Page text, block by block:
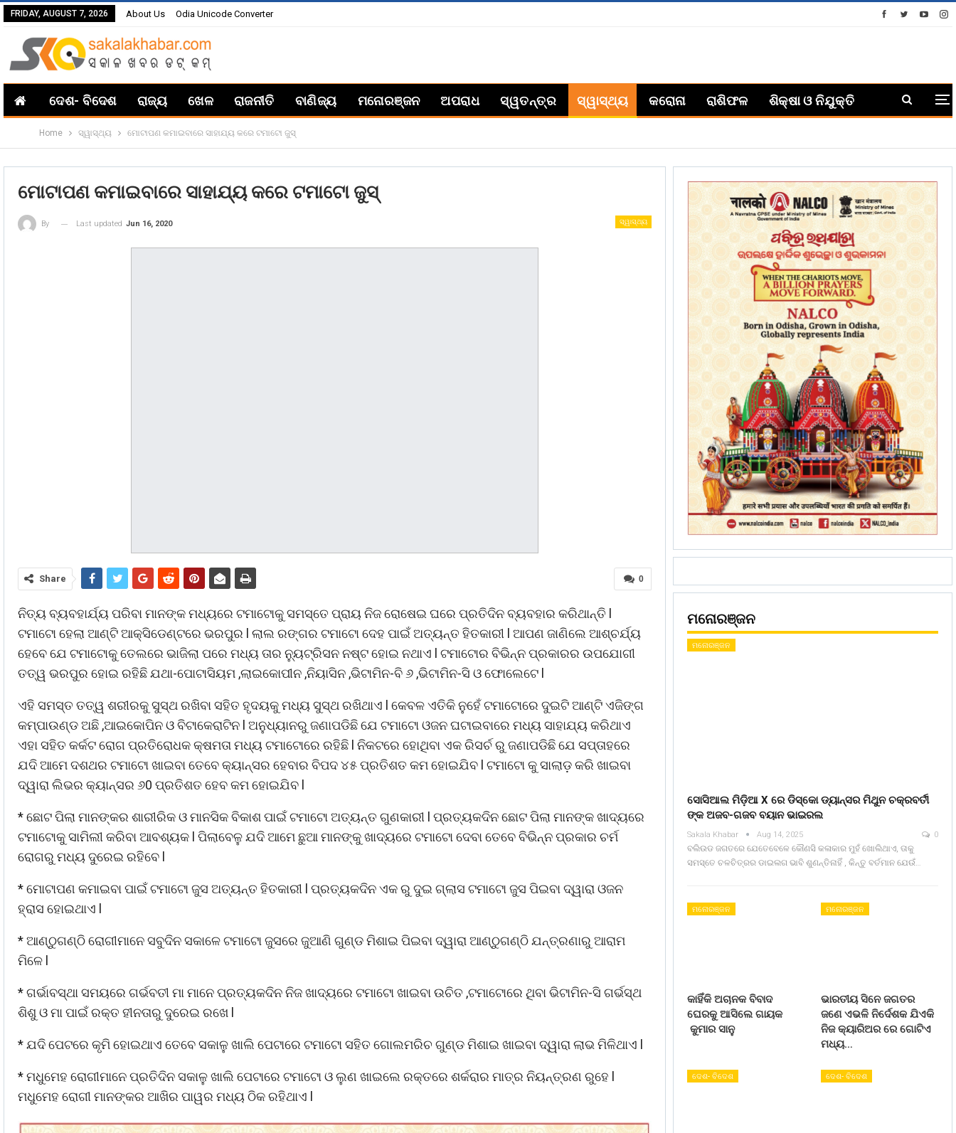
FRIDAY, AUGUST 7, 2026 About Us Odia Unicode Converter
ଦେଶ- ବିଦେଶ ରାଜ୍ୟ ଖେଳ ରାଜନୀତି ବାଣିଜ୍ୟ ମନୋରଞ୍ଜନ ଅପରାଧ ସ୍ୱତନ୍ତ୍ର ସ୍ୱାସ୍ଥ୍ୟ କରୋନା ରାଶିଫଳ ଶିକ୍ଷା ଓ ନିଯୁକ୍ତି
Home ସ୍ୱାସ୍ଥ୍ୟ ମୋଟାପଣ କମାଇବାରେ ସାହାଯ୍ୟ କରେ ଟମାଟୋ ଜୁସ୍
ମୋଟାପଣ କମାଇବାରେ ସାହାଯ୍ୟ କରେ ଟମାଟୋ ଜୁସ୍
ସ୍ୱାସ୍ଥ୍ୟ
By Last updated Jun 16, 2020
0
Share
ନିତ୍ୟ ବ୍ୟବହାର୍ଯ୍ୟ ପରିବା ମାନଙ୍କ ମଧ୍ୟରେ ଟମାଟୋକୁ ସମସ୍ତେ ପ୍ରାୟ ନିଜ ରୋଷେଇ ଘରେ ପ୍ରତିଦିନ ବ୍ୟବହାର କରିଥାନ୍ତି l
ଟମାଟୋ ହେଲା ଆଣ୍ଟି ଆକ୍ସିଡେଣ୍ଟରେ ଭରପୁର l ଲାଲ ରଙ୍ଗର ଟମାଟୋ ଦେହ ପାଇଁ ଅତ୍ୟନ୍ତ ହିତକାରୀ l ଆପଣ ଜାଣିଲେ ଆଶ୍ଚର୍ଯ୍ୟ
ହେବେ ଯେ ଟମାଟୋକୁ ତେଲରେ ଭାଜିଲା ପରେ ମଧ୍ୟ ତାର ନ୍ୟୁଟ୍ରିସନ ନଷ୍ଟ ହୋଇ ନଥାଏ l ଟମାଟୋର ବିଭିନ୍ନ ପ୍ରକାରର ଉପଯୋଗୀ
ତତ୍ୱ ଭରପୁର ହୋଇ ରହିଛି ଯଥା-ପୋଟାସିୟମ ,ଲାଇକୋପୀନ ,ନିୟାସିନ ,ଭିଟାମିନ-ବି ୬ ,ଭିଟାମିନ-ସି ଓ ଫୋଲେଟେ l
ଏହି ସମସ୍ତ ତତ୍ୱ ଶରୀରକୁ ସୁସ୍ଥ ରଖିବା ସହିତ ହୃଦୟକୁ ମଧ୍ୟ ସୁସ୍ଥ ରଖିଥାଏ l କେବଳ ଏତିକି ନୁହେଁ ଟମାଟୋରେ ଦୁଇଟି ଆଣ୍ଟି ଏଜିଙ୍ଗ
କମ୍ପାଉଣ୍ଡ ଅଛି ,ଆଇକୋପିନ ଓ ବିଟାକେରାଟିନ l ଅନୁଧ୍ୟାନରୁ ଜଣାପଡିଛି ଯେ ଟମାଟୋ ଓଜନ ଘଟାଇବାରେ ମଧ୍ୟ ସାହାଯ୍ୟ କରିଥାଏ
ଏହା ସହିତ କର୍କଟ ରୋଗ ପ୍ରତିରୋଧକ କ୍ଷମତା ମଧ୍ୟ ଟମାଟୋରେ ରହିଛି l ନିକଟରେ ହୋଥିବା ଏକ ରିସର୍ଚ ରୁ ଜଣାପଡିଛି ଯେ ସପ୍ତାହରେ
ଯଦି ଆମେ ଦଶଥର ଟମାଟୋ ଖାଇବା ତେବେ କ୍ୟାନ୍ସର ହେବାର ବିପଦ ୪୫ ପ୍ରତିଶତ କମ ହୋଇଯିବ l ଟମାଟୋ କୁ ସାଲାଡ଼ କରି ଖାଇବା
ଦ୍ୱାରା ଲିଭର କ୍ୟାନ୍ସର ୬0 ପ୍ରତିଶତ ହେବ କମ ହୋଇଯିବ l
* ଛୋଟ ପିଲା ମାନଙ୍କର ଶାରୀରିକ ଓ ମାନସିକ ବିକାଶ ପାଇଁ ଟମାଟୋ ଅତ୍ୟନ୍ତ ଗୁଣକାରୀ l ପ୍ରତ୍ୟକଦିନ ଛୋଟ ପିଲା ମାନଙ୍କ ଖାଦ୍ୟରେ
ଟମାଟୋକୁ ସାମିଲୀ କରିବା ଆବଶ୍ୟକ l ପିଲାବେଳୁ ଯଦି ଆମେ ଛୁଆ ମାନଙ୍କୁ ଖାଦ୍ୟରେ ଟମାଟୋ ଦେବା ତେବେ ବିଭିନ୍ନ ପ୍ରକାର ଚର୍ମ
ରୋଗରୁ ମଧ୍ୟ ଦୁରେଇ ରହିବେ l
* ମୋଟାପଣ କମାଇବା ପାଇଁ ଟମାଟୋ ଜୁସ ଅତ୍ୟନ୍ତ ହିତକାରୀ l ପ୍ରତ୍ୟକଦିନ ଏକ ରୁ ଦୁଇ ଗ୍ଲାସ ଟମାଟୋ ଜୁସ ପିଇବା ଦ୍ୱାରା ଓଜନ
ହ୍ରାସ ହୋଇଥାଏ l
* ଆଣ୍ଠୁଗଣ୍ଠି ରୋଗୀମାନେ ସବୁଦିନ ସକାଳେ ଟମାଟୋ ଜୁସରେ ଜୁଆଣି ଗୁଣ୍ଡ ମିଶାଇ ପିଇବା ଦ୍ୱାରା ଆଣ୍ଠୁଗଣ୍ଠି ଯନ୍ତ୍ରଣାରୁ ଆରାମ
ମିଳେ l
* ଗର୍ଭାବସ୍ଥା ସମୟରେ ଗର୍ଭବତୀ ମା ମାନେ ପ୍ରତ୍ୟକଦିନ ନିଜ ଖାଦ୍ୟରେ ଟମାଟୋ ଖାଇବା ଉଚିତ ,ଟମାଟୋରେ ଥିବା ଭିଟାମିନ-ସି ଗର୍ଭସ୍ଥ
ଶିଶୁ ଓ ମା ପାଇଁ ରକ୍ତ ହୀନତାରୁ ଦୁରେଇ ରଖେ l
* ଯଦି ପେଟରେ କୃମି ହୋଇଥାଏ ତେବେ ସକାଳୁ ଖାଲି ପେଟାରେ ଟମାଟୋ ସହିତ ଗୋଲମରିଚ ଗୁଣ୍ଡ ମିଶାଇ ଖାଇବା ଦ୍ୱାରା ଲାଭ ମିଳିଥାଏ l
* ମଧୁମେହ ରୋଗୀମାନେ ପ୍ରତିଦିନ ସକାଳୁ ଖାଲି ପେଟାରେ ଟମାଟୋ ଓ ଲୁଣ ଖାଇଲେ ରକ୍ତରେ ଶର୍କରାର ମାତ୍ର ନିୟନ୍ତ୍ରଣ ରୁହେ l
ମଧୁମେହ ରୋଗୀ ମାନଙ୍କର ଆଖିର ପାୱର ମଧ୍ୟ ଠିକ ରହିଥାଏ l
ମନୋରଞ୍ଜନ
ମନୋରଞ୍ଜନ
ସୋସିଆଲ ମିଡ଼ିଆ X ରେ ଡିସ୍କୋ ଡ୍ୟାନ୍ସର ମିଥୁନ ଚକ୍ରବର୍ତୀ
ଙ୍କ ଅଜବ-ଗଜବ ବୟାନ ଭାଇରଲ
Sakala Khabar Aug 14, 2025 0
ବଲିଉଡ ଜଗତରେ ଯେତେବେଳେ କୌଣସି କଳାକାର ମୁହଁ ଖୋଲିଥାଏ, ତାକୁ
ସମସ୍ତେ ଚଳଚିତ୍ରର ଡାଇଲଗ ଭାବି ଶୁଣନ୍ତିନାହିଁ , କିନ୍ତୁ ବର୍ତମାନ ଯେଉଁ…
ମନୋରଞ୍ଜନ
କାହିଁକି ଅଚାନକ ବିବାଦ
ଘେରକୁ ଆସିଲେ ଗାୟକ
କୁମାର ସାନୁ
ମନୋରଞ୍ଜନ
ଭାରତୀୟ ସିନେ ଜଗତର
ଜଣେ ଏଭଳି ନିର୍ଦେଶକ ଯିଏକି
ନିଜ କ୍ୟାରିଅର ରେ ଗୋଟିଏ
ମଧ୍ୟ…
ଦେଶ- ବିଦେଶ ଦେଶ- ବିଦେଶ